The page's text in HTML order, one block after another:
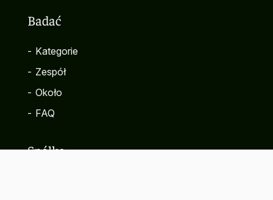
Badać
- Kategorie
- Zespół
- Około
- FAQ
Spółka